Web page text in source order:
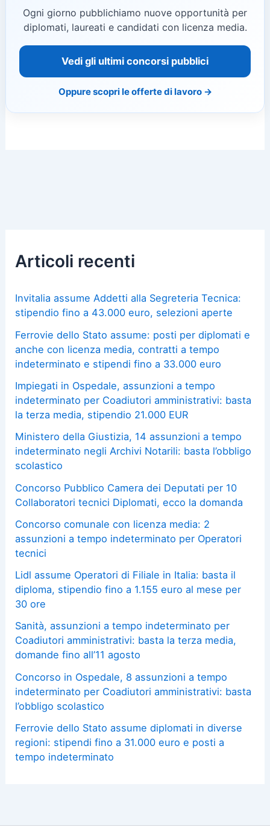
Ogni giorno pubblichiamo nuove opportunità per
diplomati, laureati e candidati con licenza media.
Vedi gli ultimi concorsi pubblici
Oppure scopri le offerte di lavoro →
Articoli recenti
Invitalia assume Addetti alla Segreteria Tecnica:
stipendio fino a 43.000 euro, selezioni aperte
Ferrovie dello Stato assume: posti per diplomati e
anche con licenza media, contratti a tempo
indeterminato e stipendi fino a 33.000 euro
Impiegati in Ospedale, assunzioni a tempo
indeterminato per Coadiutori amministrativi: basta
la terza media, stipendio 21.000 EUR
Ministero della Giustizia, 14 assunzioni a tempo
indeterminato negli Archivi Notarili: basta l’obbligo
scolastico
Concorso Pubblico Camera dei Deputati per 10
Collaboratori tecnici Diplomati, ecco la domanda
Concorso comunale con licenza media: 2
assunzioni a tempo indeterminato per Operatori
tecnici
Lidl assume Operatori di Filiale in Italia: basta il
diploma, stipendio fino a 1.155 euro al mese per
30 ore
Sanità, assunzioni a tempo indeterminato per
Coadiutori amministrativi: basta la terza media,
domande fino all’11 agosto
Concorso in Ospedale, 8 assunzioni a tempo
indeterminato per Coadiutori amministrativi: basta
l’obbligo scolastico
Ferrovie dello Stato assume diplomati in diverse
regioni: stipendi fino a 31.000 euro e posti a
tempo indeterminato